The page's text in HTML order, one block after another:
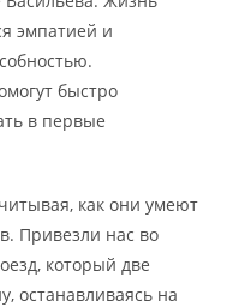
эмпатией и
быстро
в первые
как они умеют
Привезли нас во
который две
останавливаясь на